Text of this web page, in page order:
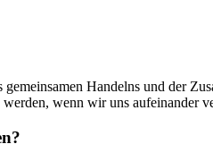
Handelns und der
⁤wenn wir​ uns aufeinander​